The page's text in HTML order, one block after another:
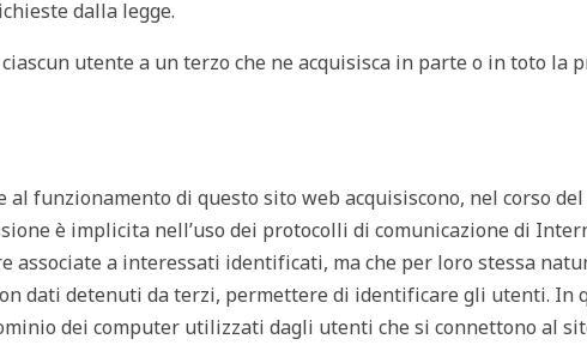
dalla legge.
utente a un terzo che ne acquisisca in parte o in toto la
funzionamento di questo sito web acquisiscono, nel corso
è implicita nell’uso dei protocolli di comunicazione di
associate a interessati identificati, ma che per loro stessa
dati detenuti da terzi, permettere di identificare gli utenti. In
dei computer utilizzati dagli utenti che si connettono al